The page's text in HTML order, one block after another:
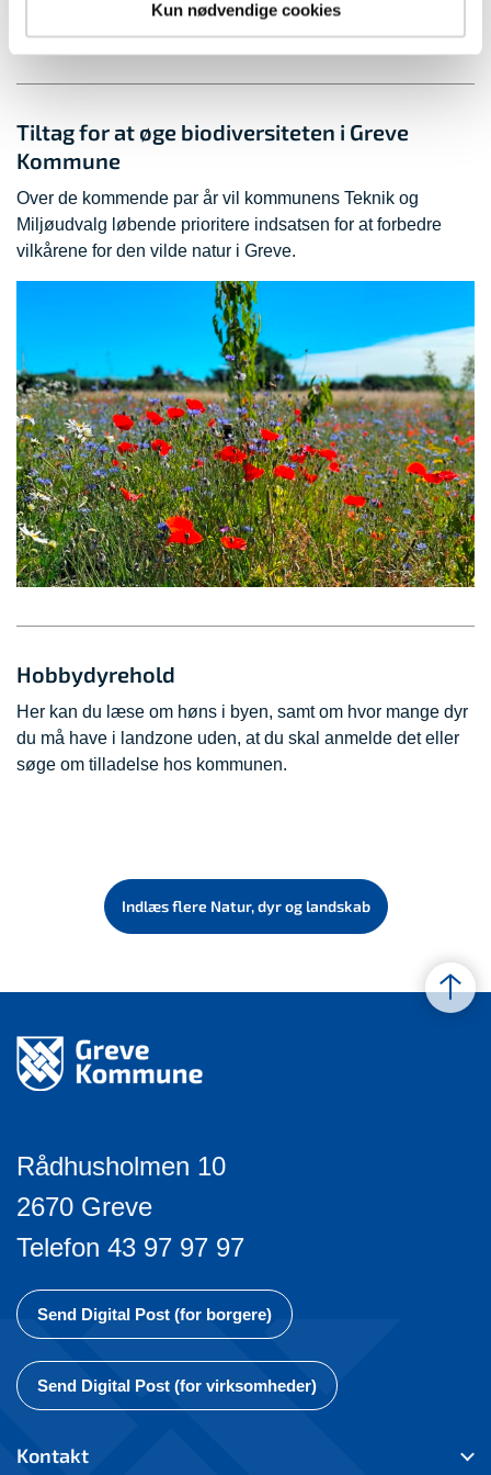
Kun nødvendige cookies
Tiltag for at øge biodiversiteten i Greve
Kommune
Over de kommende par år vil kommunens Teknik og
Miljøudvalg løbende prioritere indsatsen for at forbedre
vilkårene for den vilde natur i Greve.
Hobbydyrehold
Her kan du læse om høns i byen, samt om hvor mange dyr
du må have i landzone uden, at du skal anmelde det eller
søge om tilladelse hos kommunen.
Indlæs flere Natur, dyr og landskab
Rådhusholmen 10
2670 Greve
Telefon 43 97 97 97
Send Digital Post (for borgere)
Send Digital Post (for virksomheder)
Kontakt